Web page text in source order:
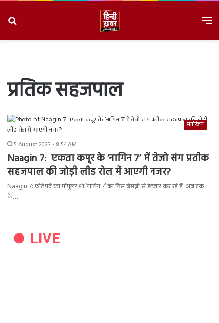
प्रतिक सहजपाल
मनोरंजन
5 August 2023 - 8:54 AM
Naagin 7: एकता कपूर के ‘नागिन 7’ में तेजो संग प्रतीक
सहजपाल की जोड़ी लीड रोल में आएगी नजर?
Naagin 7: छोटे पर्दे का पॉपुलर शो ‘नागिन 7’ का फैंस बेसब्री से इंतजार कर रहे हैं। अब तक
के…